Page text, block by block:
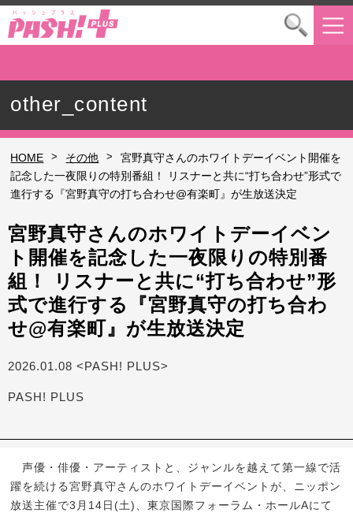
other_content
HOME > その他 >
宮野真守さんのホワイトデーイベント開催を
記念した一夜限りの特別番組！ リスナーと共に“打ち合わせ”形式で
進行する『宮野真守の打ち合わせ@有楽町』が生放送決定
宮野真守さんのホワイトデーイベン
ト開催を記念した一夜限りの特別番
組！ リスナーと共に“打ち合わせ”形
式で進行する『宮野真守の打ち合わ
せ@有楽町』が生放送決定
2026.01.08 <PASH! PLUS>
PASH! PLUS
声優・俳優・アーティストと、ジャンルを越えて第一線で活
躍を続ける宮野真守さんのホワイトデーイベントが、ニッポン
放送主催で3月14日(土)、東京国際フォーラム・ホールAにて